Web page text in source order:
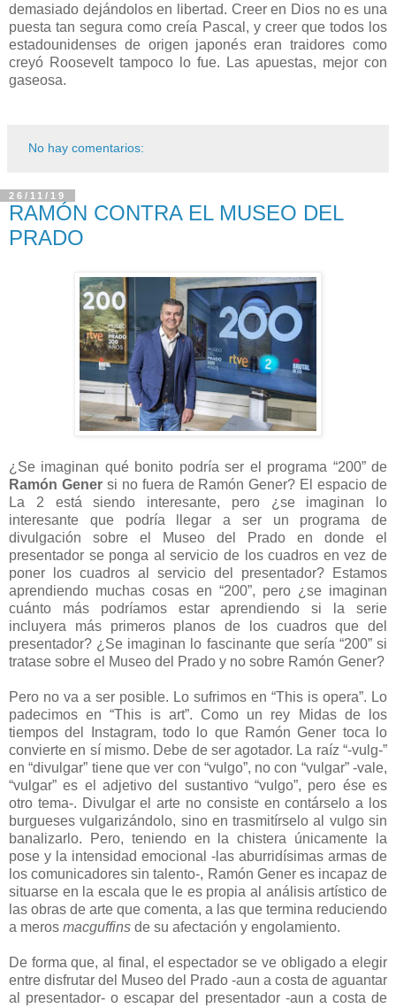
demasiado dejándolos en libertad. Creer en Dios no es una
puesta tan segura como creía Pascal, y creer que todos los
estadounidenses de origen japonés eran traidores como
creyó Roosevelt tampoco lo fue. Las apuestas, mejor con
gaseosa.
No hay comentarios:
26/11/19
RAMÓN CONTRA EL MUSEO DEL
PRADO
¿Se imaginan qué bonito podría ser el programa “200” de
Ramón Genersi no fuera de Ramón Gener? El espacio de
La 2 está siendo interesante, pero ¿se imaginan lo
interesante que podría llegar a ser un programa de
divulgación sobre el Museo del Prado en donde el
presentador se ponga al servicio de los cuadros en vez de
poner los cuadros al servicio del presentador? Estamos
aprendiendo muchas cosas en “200”, pero ¿se imaginan
cuánto más podríamos estar aprendiendo si la serie
incluyera más primeros planos de los cuadros que del
presentador? ¿Se imaginan lo fascinante que sería “200” si
tratase sobre el Museo del Prado y no sobre Ramón Gener?
Pero no va a ser posible. Lo sufrimos en “This is opera”. Lo
padecimos en “This is art”. Como un rey Midas de los
tiempos del Instagram, todo lo que Ramón Gener toca lo
convierte en sí mismo. Debe de ser agotador. La raíz “-vulg-”
en “divulgar” tiene que ver con “vulgo”, no con “vulgar” -vale,
“vulgar” es el adjetivo del sustantivo “vulgo”, pero ése es
otro tema-. Divulgar el arte no consiste en contárselo a los
burgueses vulgarizándolo, sino en trasmitírselo al vulgo sin
banalizarlo. Pero, teniendo en la chistera únicamente la
pose y la intensidad emocional -las aburridísimas armas de
los comunicadores sin talento-, Ramón Gener es incapaz de
situarse en la escala que le es propia al análisis artístico de
las obras de arte que comenta, a las que termina reduciendo
a meros macguffins de su afectación y engolamiento.
De forma que, al final, el espectador se ve obligado a elegir
entre disfrutar del Museo del Prado -aun a costa de aguantar
al presentador- o escapar del presentador -aun a costa de